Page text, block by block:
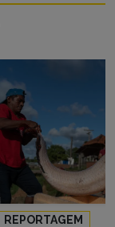
REPORTAGEM